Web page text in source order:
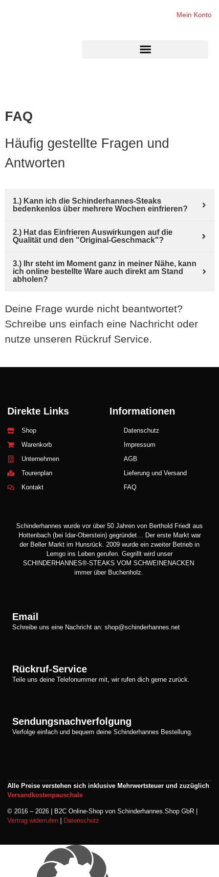
Mein Konto
FAQ
Häufig gestellte Fragen und
Antworten
1.) Kann ich die Schinderhannes-Steaks
bedenkenlos über mehrere Wochen einfrieren?
2.) Hat das Einfrieren Auswirkungen auf die
Qualität und den "Original-Geschmack"?
3.) Ihr steht im Moment ganz in meiner Nähe, kann
ich online bestellte Ware auch direkt am Stand
abholen?
Deine Frage wurde nicht beantwortet?
Schreibe uns einfach eine Nachricht oder
nutze unseren Rückruf Service.
Direkte Links
Shop
Warenkorb
Unternehmen
Tourenplan
Kontakt
Informationen
Datenschutz
Impressum
AGB
Lieferung und Versand
FAQ
Schinderhannes wurde vor über 50 Jahren von Berthold Friedt aus
Hottenbach (bei Idar-Oberstein) gegründet… Der erste Markt war
der Beller Markt im Hunsrück. 2009 wurde ein zweiter Betrieb in
Lemgo ins Leben gerufen. Gegrillt wird unser
SCHINDERHANNES®-STEAKS VOM SCHWEINENACKEN
immer über Buchenholz.
Email
Schreibe uns eine Nachricht an: shop@schinderhannes.net
Rückruf-Service
Teile uns deine Telefonummer mit, wir rufen dich gerne zurück.
Sendungsnachverfolgung
Verfolge einfach und bequem deine Schinderhannes Bestellung.
Alle Preise verstehen sich inklusive Mehrwertsteuer und zuzüglich
Versandkostenpauschale
© 2016 – 2026 | B2C Online-Shop von Schinderhannes.Shop GbR |
Vertrag widerrufen
Datenschutz